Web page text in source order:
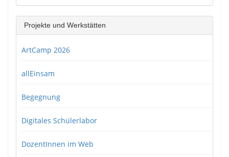
Projekte und Werkstätten
ArtCamp 2026
allEinsam
Begegnung
Digitales Schülerlabor
DozentInnen im Web